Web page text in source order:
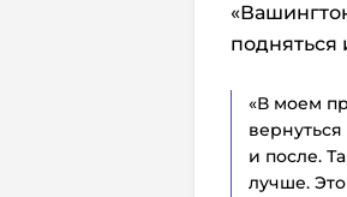
подняться
«В моем
и после.
лучше.